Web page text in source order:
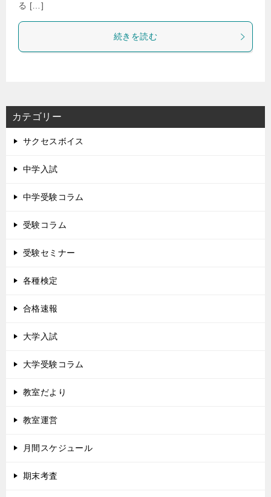
る […]
続きを読む
カテゴリー
サクセスボイス
中学入試
中学受験コラム
受験コラム
受験セミナー
各種検定
合格速報
大学入試
大学受験コラム
教室だより
教室運営
月間スケジュール
期末考査